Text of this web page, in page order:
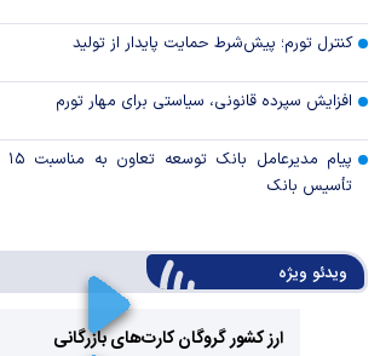
کنترل تورم؛ پیش‌شرط حمایت پایدار از تولید
افزایش سپرده قانونی، سیاستی برای مهار تورم
تأسیس بانک
ویدئو ویژه
ارز کشور گروگان کارت‌های بازرگانی